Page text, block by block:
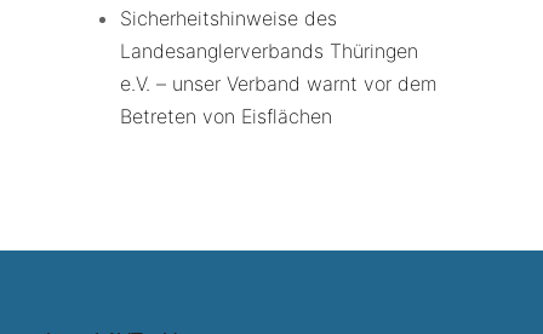
Sicherheitshinweise des
Landesanglerverbands Thüringen
e.V. – unser Verband warnt vor dem
Betreten von Eisflächen